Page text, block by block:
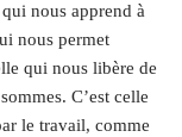
nous apprend à
nous permet
qui nous libère de
C’est celle
le travail, comme